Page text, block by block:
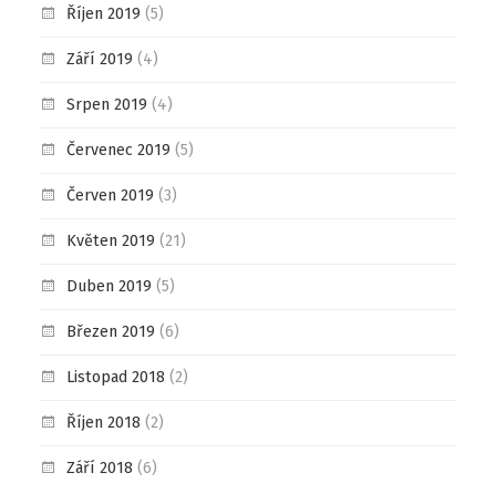
Říjen 2019 (5)
Září 2019 (4)
Srpen 2019 (4)
Červenec 2019 (5)
Červen 2019 (3)
Květen 2019 (21)
Duben 2019 (5)
Březen 2019 (6)
Listopad 2018 (2)
Říjen 2018 (2)
Září 2018 (6)